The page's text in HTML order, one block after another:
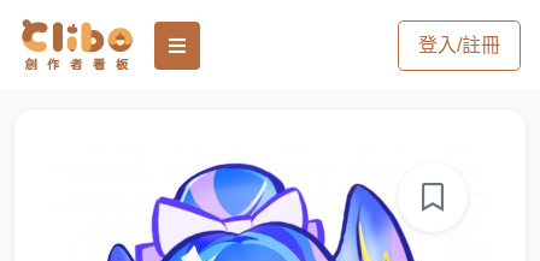
登入/註冊